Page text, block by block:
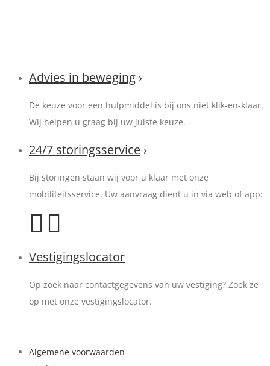
Advies in beweging ›
De keuze voor een hulpmiddel is bij ons niet klik-en-klaar.
Wij helpen u graag bij uw juiste keuze.
24/7 storingsservice ›
Bij storingen staan wij voor u klaar met onze
mobiliteitsservice. Uw aanvraag dient u in via web of app:
Vestigingslocator
Op zoek naar contactgegevens van uw vestiging? Zoek ze
op met onze vestigingslocator.
Algemene voorwaarden